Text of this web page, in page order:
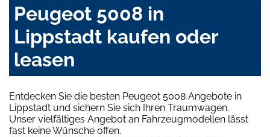
Peugeot 5008 in
Lippstadt kaufen oder
leasen
Entdecken Sie die besten Peugeot 5008 Angebote in
Lippstadt und sichern Sie sich Ihren Traumwagen.
Unser vielfältiges Angebot an Fahrzeugmodellen lässt
fast keine Wünsche offen.